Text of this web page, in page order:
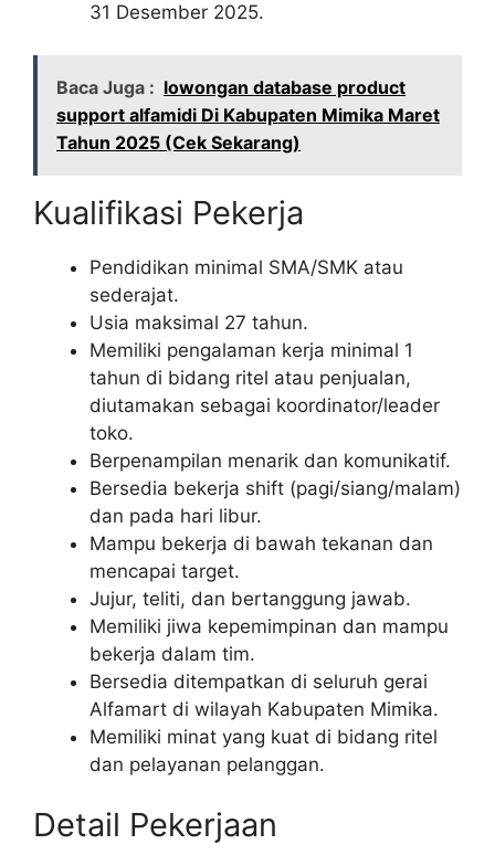
31 Desember 2025.
Baca Juga : lowongan database product
support alfamidi Di Kabupaten Mimika Maret
Tahun 2025 (Cek Sekarang)
Kualifikasi Pekerja
Pendidikan minimal SMA/SMK atau
sederajat.
Usia maksimal 27 tahun.
Memiliki pengalaman kerja minimal 1
tahun di bidang ritel atau penjualan,
diutamakan sebagai koordinator/leader
toko.
Berpenampilan menarik dan komunikatif.
Bersedia bekerja shift (pagi/siang/malam)
dan pada hari libur.
Mampu bekerja di bawah tekanan dan
mencapai target.
Jujur, teliti, dan bertanggung jawab.
Memiliki jiwa kepemimpinan dan mampu
bekerja dalam tim.
Bersedia ditempatkan di seluruh gerai
Alfamart di wilayah Kabupaten Mimika.
Memiliki minat yang kuat di bidang ritel
dan pelayanan pelanggan.
Detail Pekerjaan